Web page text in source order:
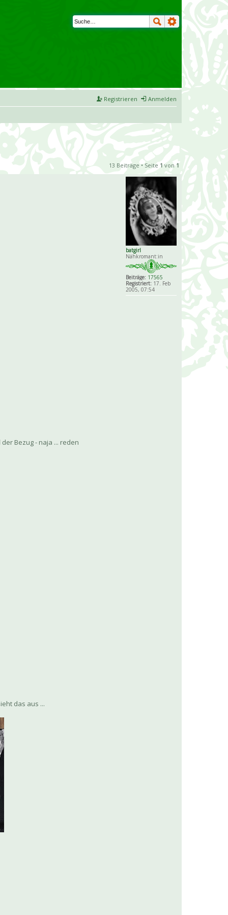
Anmelden
Registrieren
13 Beiträge • Seite 1 von 1
batgirl
Nähkromant:in
Beiträge: 17565
Registriert: 17. Feb
2005, 07:54
Bezug - naja ... reden
das aus ...